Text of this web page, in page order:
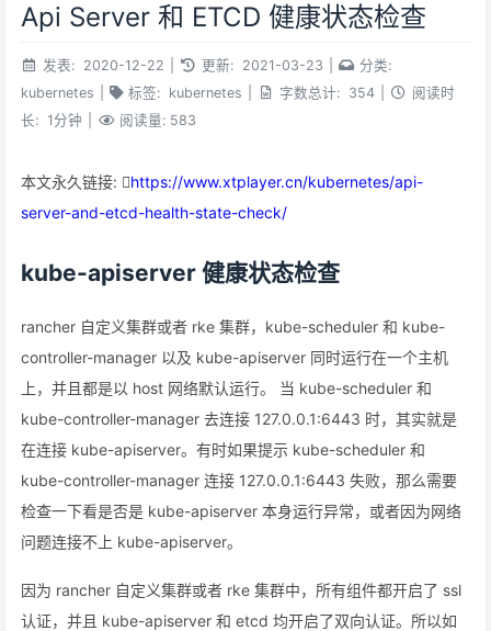
Api Server 和 ETCD 健康状态检查
发表: 2020-12-22 更新: 2021-03-23
分类:
kubernetes
标签: kubernetes 字数总计: 354
阅读时
长: 1分钟 阅读量: 583
本文永久链接:
https://www.xtplayer.cn/kubernetes/api-
server-and-etcd-health-state-check/
kube-apiserver 健康状态检查
rancher 自定义集群或者 rke 集群，kube-scheduler 和 kube-
controller-manager 以及 kube-apiserver 同时运行在一个主机
上，并且都是以 host 网络默认运行。 当 kube-scheduler 和
kube-controller-manager 去连接 127.0.0.1:6443 时，其实就是
在连接 kube-apiserver。有时如果提示 kube-scheduler 和
kube-controller-manager 连接 127.0.0.1:6443 失败，那么需要
检查一下看是否是 kube-apiserver 本身运行异常，或者因为网络
问题连接不上 kube-apiserver。
因为 rancher 自定义集群或者 rke 集群中，所有组件都开启了 ssl
认证，并且 kube-apiserver 和 etcd 均开启了双向认证。所以如